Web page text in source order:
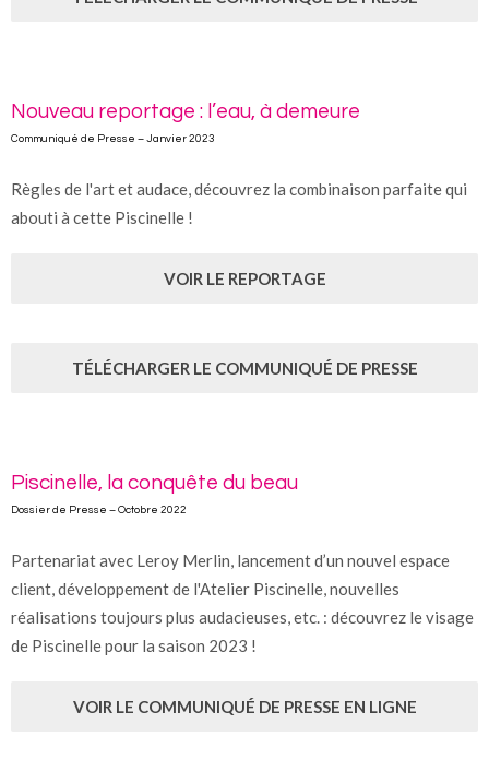
Nouveau reportage : l’eau, à demeure
Communiqué de Presse – Janvier 2023
Règles de l'art et audace, découvrez la combinaison parfaite qui
abouti à cette Piscinelle !
VOIR LE REPORTAGE
TÉLÉCHARGER LE COMMUNIQUÉ DE PRESSE
Piscinelle, la conquête du beau
Dossier de Presse – Octobre 2022
Partenariat avec Leroy Merlin, lancement d’un nouvel espace
client, développement de l'Atelier Piscinelle, nouvelles
réalisations toujours plus audacieuses, etc. : découvrez le visage
de Piscinelle pour la saison 2023 !
VOIR LE COMMUNIQUÉ DE PRESSE EN LIGNE